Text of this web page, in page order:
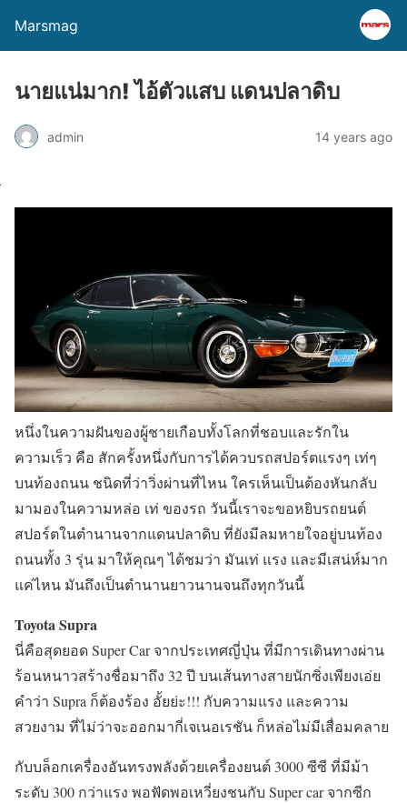
Marsmag
นายแน่มาก! ไอ้ตัวแสบ แดนปลาดิบ
admin 14 years ago
หนึ่งในความฝันของผู้ชายเกือบทั้งโลกที่ชอบและรักใน
ความเร็ว คือ สักครั้งหนึ่งกับการได้ควบรถสปอร์ตแรงๆ เท่ๆ
บนท้องถนน ชนิดที่ว่าวิ่งผ่านที่ไหน ใครเห็นเป็นต้องหันกลับ
มามองในความหล่อ เท่ ของรถ วันนี้เราจะขอหยิบรถยนต์
สปอร์ตในตำนานจากแดนปลาดิบ ที่ยังมีลมหายใจอยู่บนท้อง
ถนนทั้ง 3 รุ่น มาให้คุณๆ ได้ชมว่า มันเท่ แรง และมีเสน่ห์มาก
แค่ไหน มันถึงเป็นตำนานยาวนานจนถึงทุกวันนี้
Toyota Supra
นี่คือสุดยอด Super Car จากประเทศญี่ปุ่น ที่มีการเดินทางผ่าน
ร้อนหนาวสร้างชื่อมาถึง 32 ปี บนเส้นทางสายนักซิ่งเพียงเอ่ย
คำว่า Supra ก็ต้องร้อง อั้ยย่ะ!!! กับความแรง และความ
สวยงาม ที่ไม่ว่าจะออกมากี่เจเนอเรชัน ก็หล่อไม่มีเสื่อมคลาย
กับบล็อกเครื่องอันทรงพลังด้วยเครื่องยนต์ 3000 ซีซี ที่มีม้า
ระดับ 300 กว่าแรง พอฟัดพอเหวี่ยงชนกับ Super car จากซีก